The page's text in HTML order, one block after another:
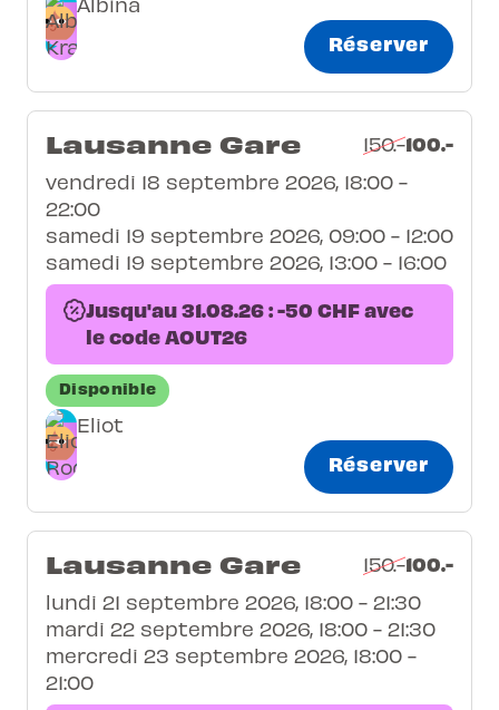
Réserver
Lausanne Gare 150.-100.-
vendredi 18 septembre 2026, 18:00 -
22:00
samedi 19 septembre 2026, 09:00 - 12:00
samedi 19 septembre 2026, 13:00 - 16:00
Jusqu'au 31.08.26 : -50 CHF avec
le code AOUT26
Disponible
Eliot
Réserver
Lausanne Gare 150.-100.-
lundi 21 septembre 2026, 18:00 - 21:30
mardi 22 septembre 2026, 18:00 - 21:30
mercredi 23 septembre 2026, 18:00 -
21:00